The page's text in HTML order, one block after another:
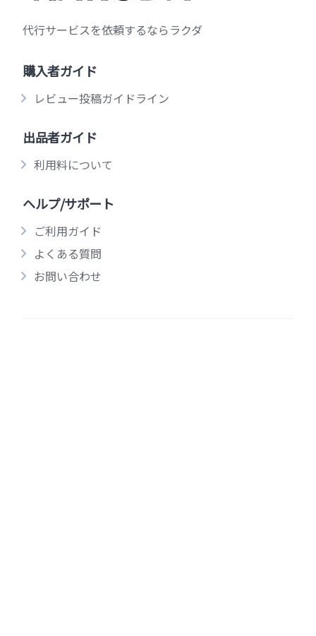
代行サービスを依頼するならラクダ
購入者ガイド
レビュー投稿ガイドライン
出品者ガイド
利用料について
ヘルプ/サポート
ご利用ガイド
よくある質問
お問い合わせ